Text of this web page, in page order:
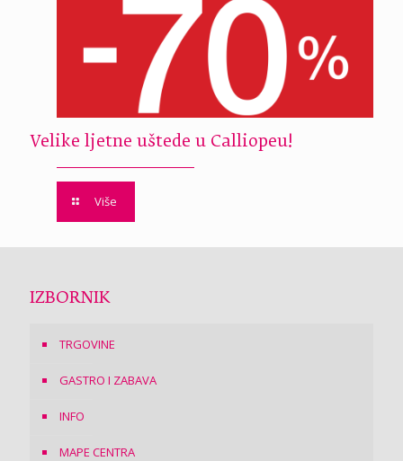
Velike ljetne uštede u Calliopeu!
Više
IZBORNIK
TRGOVINE
GASTRO I ZABAVA
INFO
MAPE CENTRA